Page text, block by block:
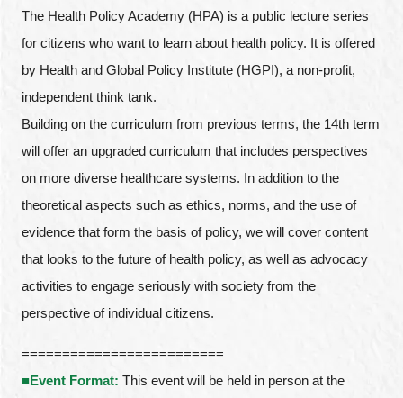
The Health Policy Academy (HPA) is a public lecture series
for citizens who want to learn about health policy. It is offered
by Health and Global Policy Institute (HGPI), a non-profit,
independent think tank.
Building on the curriculum from previous terms, the 14th term
will offer an upgraded curriculum that includes perspectives
on more diverse healthcare systems. In addition to the
theoretical aspects such as ethics, norms, and the use of
evidence that form the basis of policy, we will cover content
that looks to the future of health policy, as well as advocacy
activities to engage seriously with society from the
perspective of individual citizens.
=========================
■Event Format: This event will be held in person at the